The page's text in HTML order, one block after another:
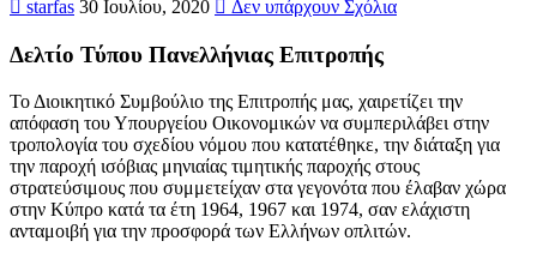
starfas 30 Ιουλίου, 2020 Δεν υπάρχουν Σχόλια
Δελτίο Τύπου Πανελλήνιας Επιτροπής
Το Διοικητικό Συμβούλιο της Επιτροπής μας, χαιρετίζει την
απόφαση του Υπουργείου Οικονομικών να συμπεριλάβει στην
τροπολογία του σχεδίου νόμου που κατατέθηκε, την διάταξη για
την παροχή ισόβιας μηνιαίας τιμητικής παροχής στους
στρατεύσιμους που συμμετείχαν στα γεγονότα που έλαβαν χώρα
στην Κύπρο κατά τα έτη 1964, 1967 και 1974, σαν ελάχιστη
ανταμοιβή για την προσφορά των Ελλήνων οπλιτών.